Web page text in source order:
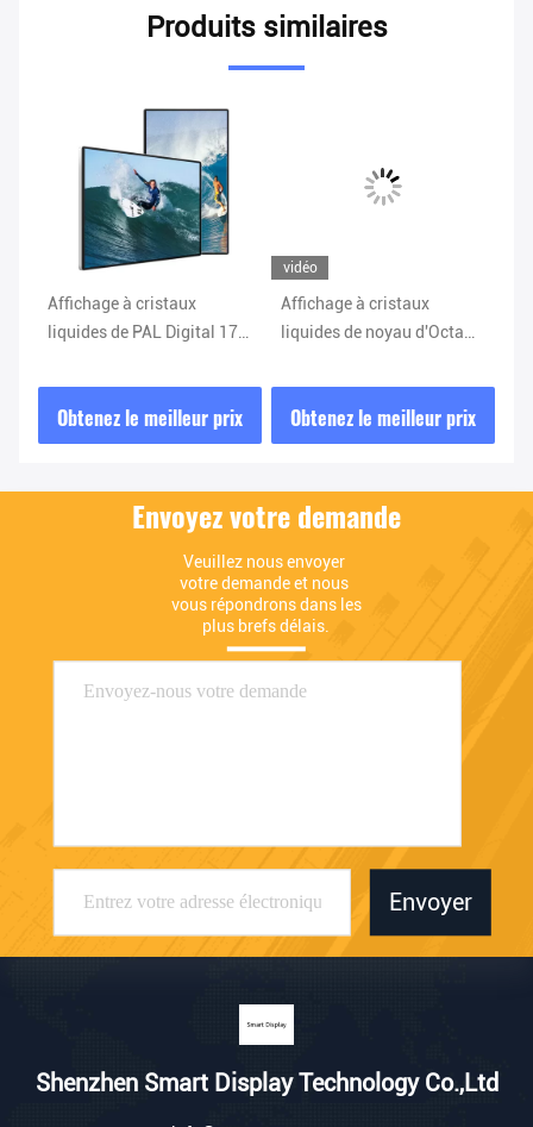
Produits similaires
Affichage à cristaux
liquides de PAL Digital 178
1073.78×604mm
Obtenez le meilleur prix
vidéo
Affichage à cristaux
liquides de noyau d'Octa
110V d'écran d'annonce de
l'affichage 3mm Digital
Obtenez le meilleur prix
Envoyez votre demande
Veuillez nous envoyer
votre demande et nous
vous répondrons dans les
plus brefs délais.
Envoyer
Shenzhen Smart Display Technology Co.,Ltd